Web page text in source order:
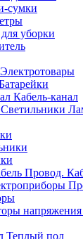
сумки
уборки
Электротовары
Кабель-канал
Провод.
Теплый пол